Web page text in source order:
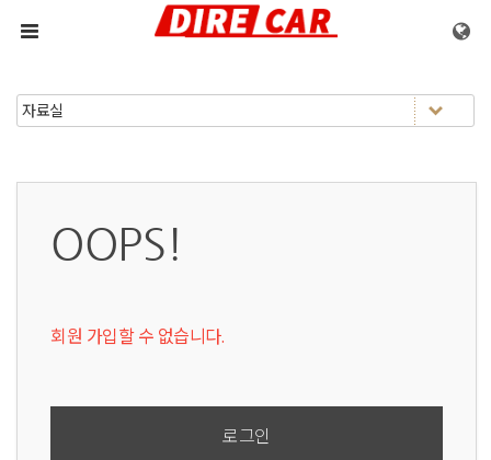
메뉴 건너뛰기
OOPS!
회원 가입할 수 없습니다.
로그인